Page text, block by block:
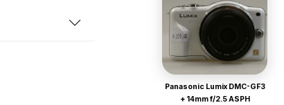
Panasonic Lumix DMC-GF3
+ 14mm f/2.5 ASPH